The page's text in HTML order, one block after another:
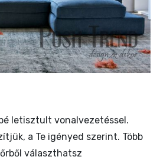
letisztult vonalvezetéssel.
a Te igényed szerint. Több
választhatsz